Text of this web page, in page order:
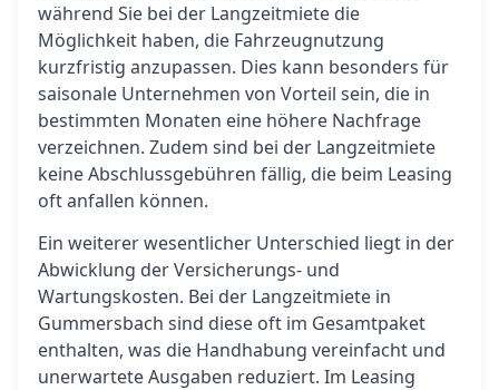
während Sie bei der Langzeitmiete die
Möglichkeit haben, die Fahrzeugnutzung
kurzfristig anzupassen. Dies kann besonders für
saisonale Unternehmen von Vorteil sein, die in
bestimmten Monaten eine höhere Nachfrage
verzeichnen. Zudem sind bei der Langzeitmiete
keine Abschlussgebühren fällig, die beim Leasing
oft anfallen können.
Ein weiterer wesentlicher Unterschied liegt in der
Abwicklung der Versicherungs- und
Wartungskosten. Bei der Langzeitmiete in
Gummersbach sind diese oft im Gesamtpaket
enthalten, was die Handhabung vereinfacht und
unerwartete Ausgaben reduziert. Im Leasing